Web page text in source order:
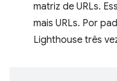
matriz de URLs.
mais URLs. Por
Lighthouse três